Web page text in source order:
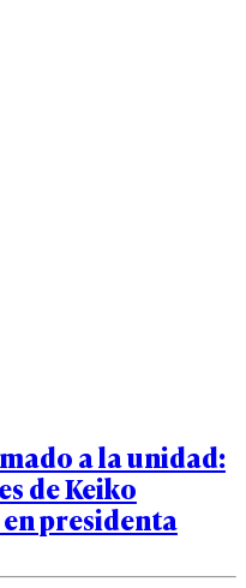
a la unidad:
de Keiko
presidenta